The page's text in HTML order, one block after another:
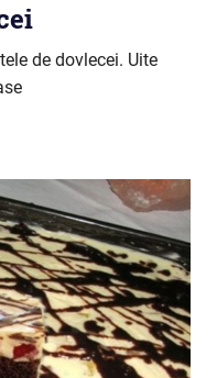
de dovlecei. Uite